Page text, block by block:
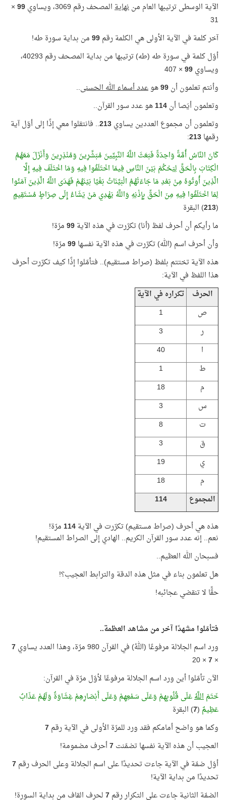
الآية الوسطى ترتيبها العام مننهايةالمصحف رقم 3069، ويساوي 99
×
31
آخر كلمة في الآية الأولى هي الكلمة رقم99من بداية سورة طه!
أوّل كلمة في سورة طه (طه) ترتيبها من بداية المصحف رقم 40293،
ويساوي99
× 407
وأنتم تعلمون أن99هوعدد أسماء الله الحسنى..
وتعلمون أيَصا أن114هو عدد سور القرآن..
وتعلمون أن مجموع العددين يساوي213.. فانتقلوا معي إذًا إلى أوّل آية
رقمها213
:
كَانَ النَّاسُ أُمَّةً وَاحِدَةً فَبَعَثَ اللَّهُ النَّبِيِّينَ مُبَشِّرِينَ وَمُنْذِرِينَ وَأَنْزَلَ مَعَهُمُ
الْكِتَابَ بِالْحَقِّ لِيَحْكُمَ بَيْنَ النَّاسِ فِيمَا اخْتَلَفُوا فِيهِ وَمَا اخْتَلَفَ فِيهِ إِلَّا
الَّذِينَ أُوتُوهُ مِنْ بَعْدِ مَا جَاءَتْهُمُ الْبَيِّنَاتُ بَغْيًا بَيْنَهُمْ فَهَدَى اللَّهُ الَّذِينَ آمَنُوا
لِمَا اخْتَلَفُوا فِيهِ مِنَ الْحَقِّ بِإِذْنِهِ وَاللَّهُ يَهْدِي مَنْ يَشَاءُ إِلَى صِرَاطٍ مُسْتَقِيمٍ
(
213) البقرة
ما رأيكم أن أحرف لفظ (أنا) تكرّرت في هذه الآية99مرّة!
وأن أحرف اسم (الله) تكرّرت في هذه الآية نفسها99مرّة!
هذه الآية تختتم بلفظ (صراط مستقيم).. فتأمّلوا إذًا كيف تكرّرت أحرف
هذا اللفظ في الآية:
الحرف
تكراره في الآية
ص
1
ر
3
ا
40
ط
1
م
18
س
3
ت
8
ق
3
ي
19
م
18
المجموع
114
هذه هي أحرف (صراط مستقيم) تكرّرت في الآية114مرّة!
نعم.. إنه عدد سور القرآن الكريم.. الهادي إلى الصراط المستقيم!
فسبحان الله العظيم..
هل تعلمون بناء في مثل هذه الدقة والترابط العجيب؟!
حقًّا لا تنقضي عجائبه!
فتأمّلوا مشهدًا آخر من مشاهد العظمة..
ورد اسم الجلالة مرفوعًا (اللهُ) في القرآن 980 مرّة، وهذا العدد يساوي
7
×
7
× 20
الآن تأمّلوا أين ورد اسم الجلالة مرفوعًا لأوّل مرّة في القرآن:
خَتَمَاللَّهُعَلَى قُلُوبِهِمْ وَعَلَى سَمْعِهِمْ وَعَلَى أَبْصَارِهِمْ غِشَاوَةٌ وَلَهُمْ عَذَابٌ
عَظِيمٌ (
7) البقرة
وكما هو واضح أمامكم فقد ورد للمرّة الأولى في الآية رقم7
العجيب أن هذه الآية نفسها تضمّنت7أحرف مضمومة!
أوّل ضمّة في الآية جاءت تحديدًا على اسم الجلالة وعلى الحرف رقم7
تحديدًا من بداية الآية!
الضمّة الثانية جاءت على التكرار رقم7لحرف القاف من بداية السورة!